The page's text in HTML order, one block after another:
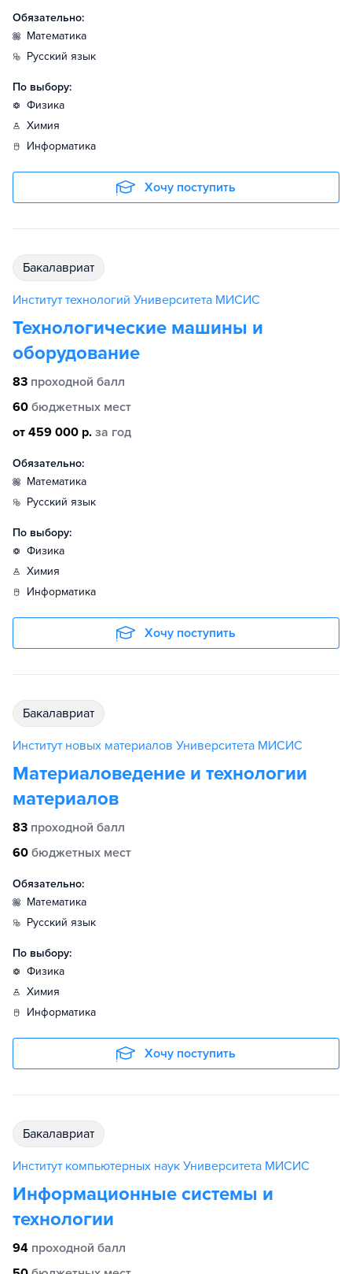
Обязательно:
математика
русский язык
По выбору:
физика
химия
информатика
Хочу поступить
бакалавриат
Институт технологий Университета МИСИС
Технологические машины и
оборудование
83 проходной балл
60 бюджетных мест
от 459 000 р. за год
Обязательно:
математика
русский язык
По выбору:
физика
химия
информатика
Хочу поступить
бакалавриат
Институт новых материалов Университета МИСИС
Материаловедение и технологии
материалов
83 проходной балл
60 бюджетных мест
Обязательно:
математика
русский язык
По выбору:
физика
химия
информатика
Хочу поступить
бакалавриат
Институт компьютерных наук Университета МИСИС
Информационные системы и
технологии
94 проходной балл